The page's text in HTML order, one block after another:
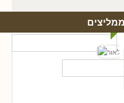
ממליצים